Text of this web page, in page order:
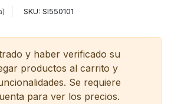
SKU: SI550101
y haber verificado su
productos al carrito y
Se requiere
para ver los precios.